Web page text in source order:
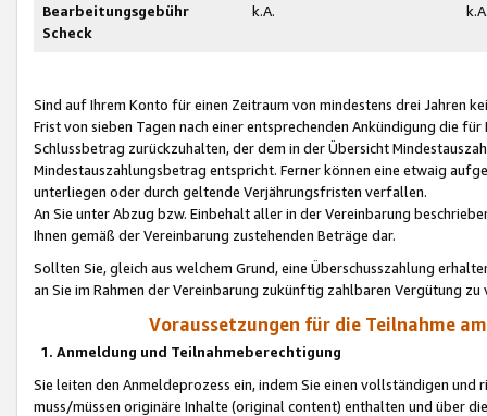
Bearbeitungsgebühr
Scheck
k.A.
Sind auf Ihrem Konto für einen Zeitraum von mindestens drei Jahren
Frist von sieben Tagen nach einer entsprechenden Ankündigung die
Schlussbetrag zurückzuhalten, der dem in der Übersicht
Mindestauszahlungsbetrag entspricht. Ferner können eine etwaig
unterliegen oder durch geltende Verjährungsfristen verfallen.
An Sie unter Abzug bzw. Einbehalt aller in der Vereinbarung
Ihnen gemäß der Vereinbarung zustehenden Beträge dar.
Sollten Sie, gleich aus welchem Grund, eine Überschusszahlung
an Sie im Rahmen der Vereinbarung zukünftig zahlbaren Vergütung zu
Voraussetzungen für die Teilnahme
1. Anmeldung und Teilnahmeberechtigung
Sie leiten den Anmeldeprozess ein, indem Sie einen vollständigen
muss/müssen originäre Inhalte (original content) enthalten und über